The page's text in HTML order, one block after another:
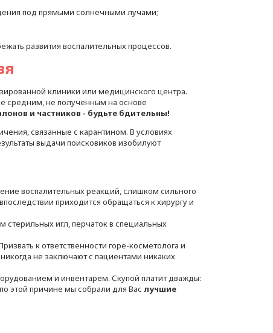
под прямыми солнечными лучами;
развития воспалительных процессов.
клиники или медицинского центра.
средним, не полученным на основе
и частников - будьте бдительны!
связанные с карантином. В условиях
выдачи поисковиков изобилуют
воспалительных реакций, слишком сильного
приходится обращаться к хирургу и
игл, перчаток в специальных
к ответственности горе-косметолога и
не заключают с пациентами никаких
и инвентарем. Скупой платит дважды:
этой причине мы собрали для Вас лучшие